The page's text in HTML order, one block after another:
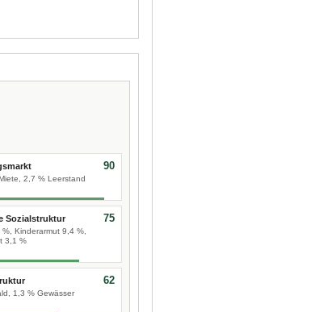
2,7 % Leerstand
90
Sozialstruktur
Kinderarmut 9,4 %,
3,1 %
75
1,3 % Gewässer
62